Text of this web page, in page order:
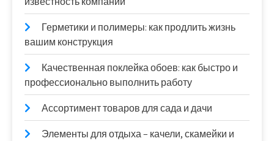
Герметики и полимеры: как продлить жизнь
вашим конструкция
Качественная поклейка обоев: как быстро и
профессионально выполнить работу
Ассортимент товаров для сада и дачи
Элементы для отдыха – качели, скамейки и